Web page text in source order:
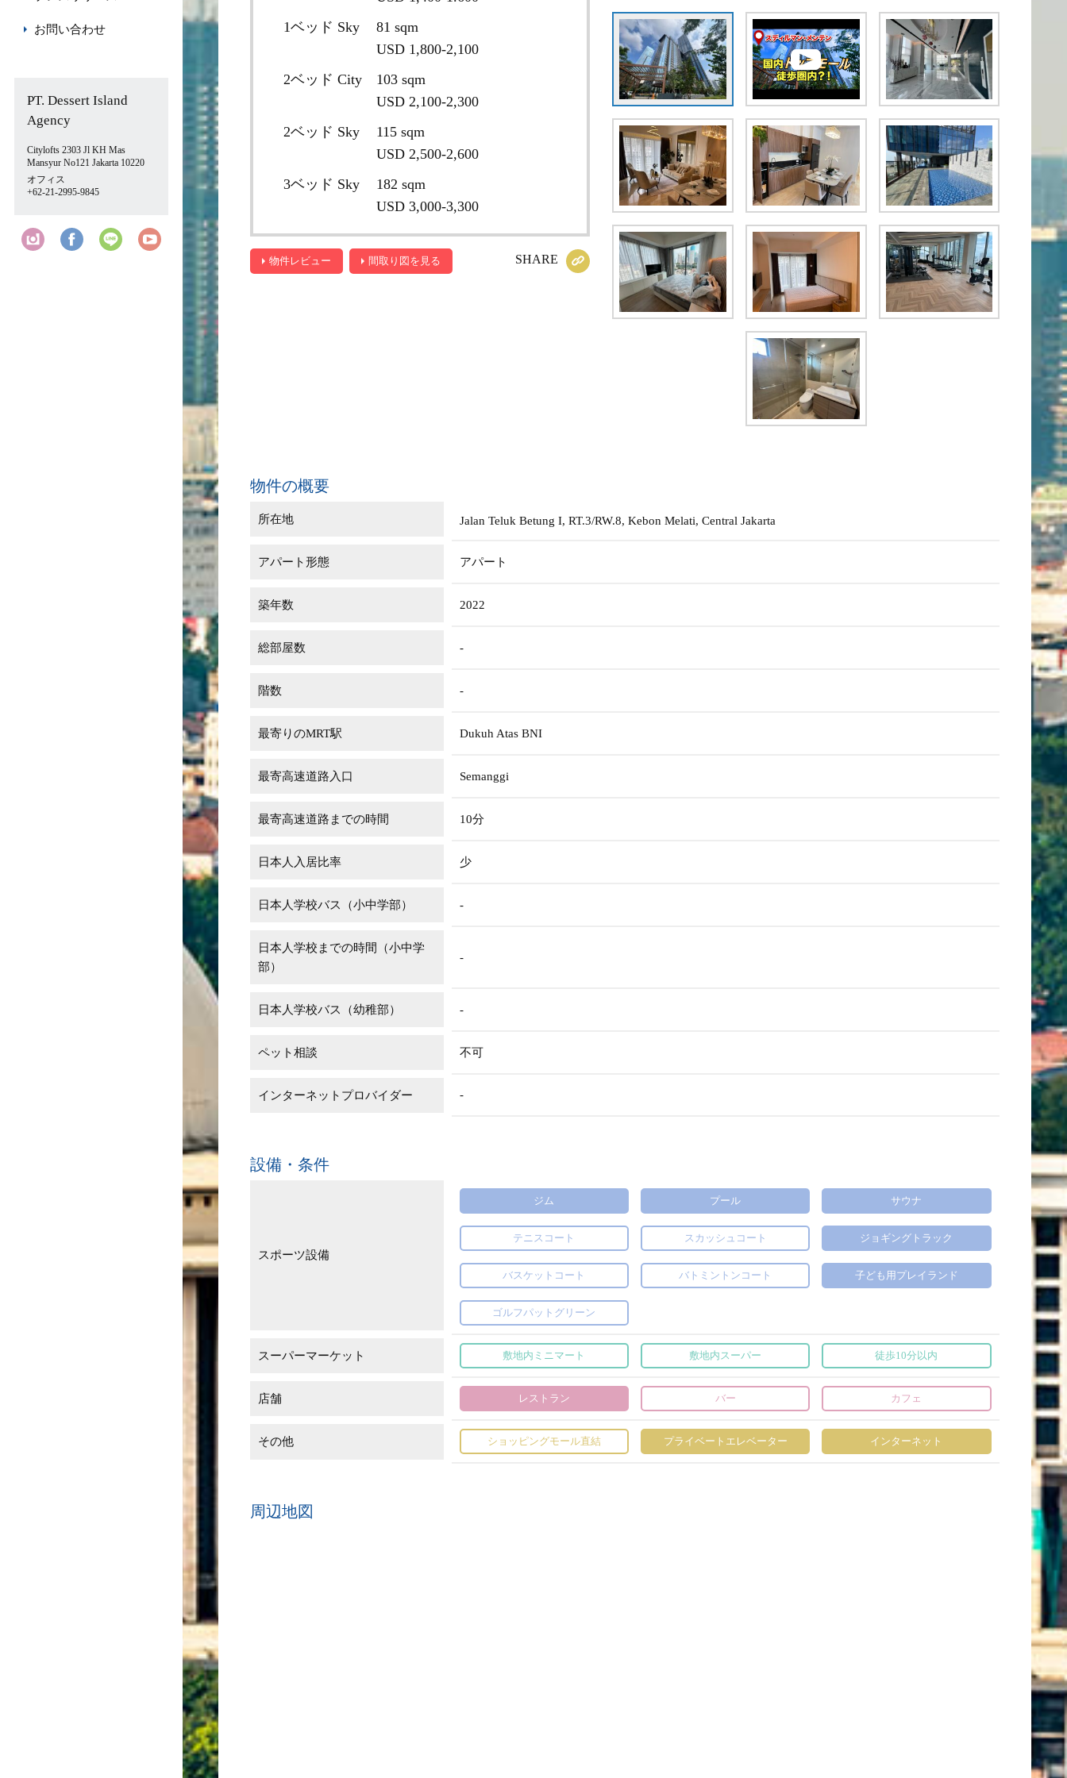
お問い合わせ
PT. Dessert Island
Agency
Citylofts 2303 Jl KH Mas
Mansyur No121 Jakarta 10220
オフィス
+62-21-2995-9845
1ベッド Sky
81 sqm
USD 1,800-2,100
2ベッド City
103 sqm
USD 2,100-2,300
2ベッド Sky
115 sqm
USD 2,500-2,600
3ベッド Sky
182 sqm
USD 3,000-3,300
物件レビュー 間取り図を見る SHARE
物件の概要
所在地 Jalan Teluk Betung I, RT.3/RW.8, Kebon Melati, Central Jakarta
アパート形態 アパート
築年数 2022
総部屋数 -
階数 -
最寄りのMRT駅 Dukuh Atas BNI
最寄高速道路入口 Semanggi
最寄高速道路までの時間 10分
日本人入居比率 少
日本人学校バス（小中学部） -
日本人学校までの時間（小中学
部）
-
日本人学校バス（幼稚部） -
ペット相談 不可
インターネットプロバイダー -
設備・条件
スポーツ設備
ジム プール サウナ
テニスコート スカッシュコート ジョギングトラック
バスケットコート バトミントンコート 子ども用プレイランド
ゴルフパットグリーン
スーパーマーケット 敷地内ミニマート 敷地内スーパー 徒歩10分以内
店舗 レストラン バー カフェ
その他 ショッピングモール直結 プライベートエレベーター インターネット
周辺地図